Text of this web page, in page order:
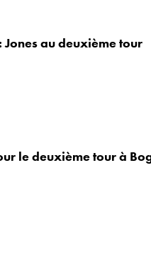
au deuxième tour
le deuxième tour à